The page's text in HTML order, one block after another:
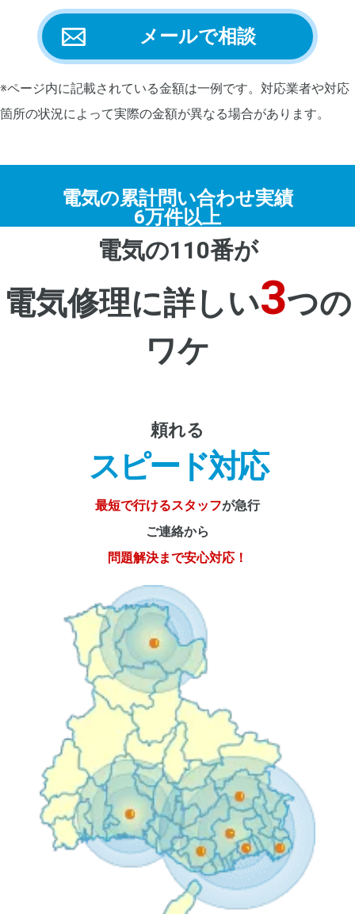
メールで相談
※ページ内に記載されている金額は一例です。対応業者や対応
箇所の状況によって実際の金額が異なる場合があります。
電気の累計問い合わせ実績
6万件以上
電気の110番が
電気修理に詳しい3つの
ワケ
頼れる
スピード対応
最短で行けるスタッフが急行
ご連絡から
問題解決まで安心対応！